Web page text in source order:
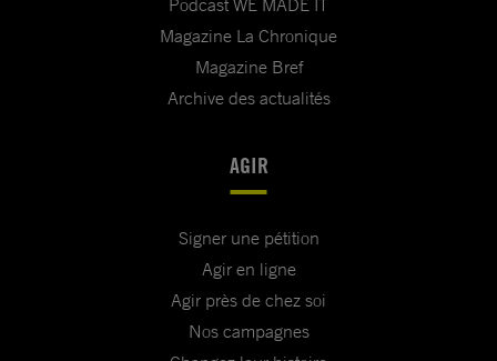
Podcast WE MADE IT
Magazine La Chronique
Magazine Bref
Archive des actualités
AGIR
Signer une pétition
Agir en ligne
Agir près de chez soi
Nos campagnes